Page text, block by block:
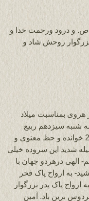
و درود ورحمت خدا و
روحش شاد و
بمناسبت میلاد
سیزدهم ربیع
الاول 1435 =24 جدی 1392 = 14جنوری 2014 خوانده و حظ معنوی و
شدید این سروده خیلی
الهی درهردو جهان با
به ارواح پاک فخر
پاک پدر بزرگوار
برین باد. آمین